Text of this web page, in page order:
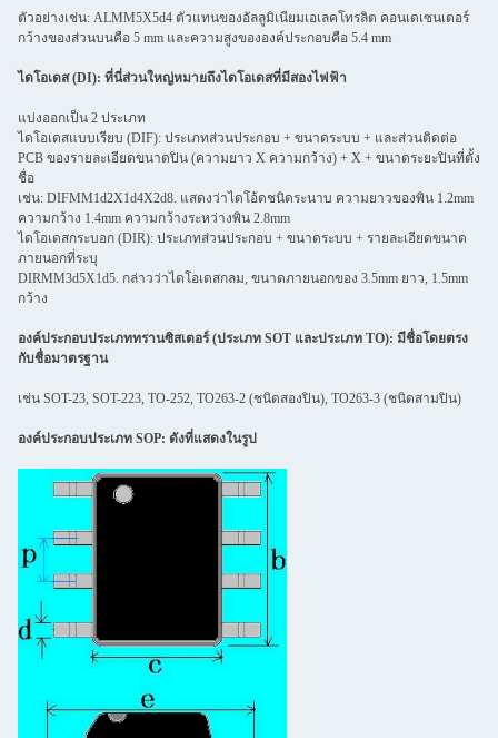
ตัวอย่างเช่น: ALMM5X5d4 ตัวแทนของอัลลูมิเนียมเอเลคโทรลิต คอนเดเซนเตอร์
กว้างของส่วนบนคือ 5 mm และความสูงขององค์ประกอบคือ 5.4 mm
ไดโอเดส (DI): ที่นี่ส่วนใหญ่หมายถึงไดโอเดสที่มีสองไฟฟ้า
แบ่งออกเป็น 2 ประเภท
ไดโอเดสแบบเรียบ (DIF): ประเภทส่วนประกอบ + ขนาดระบบ + และส่วนติดต่อ
PCB ของรายละเอียดขนาดปิน (ความยาว X ความกว้าง) + X + ขนาดระยะปินที่ตั้ง
ชื่อ
เช่น: DIFMM1d2X1d4X2d8. แสดงว่าไดโอ้ดชนิดระนาบ ความยาวของพิน 1.2mm
ความกว้าง 1.4mm ความกว้างระหว่างพิน 2.8mm
ไดโอเดสกระบอก (DIR): ประเภทส่วนประกอบ + ขนาดระบบ + รายละเอียดขนาด
ภายนอกที่ระบุ
DIRMM3d5X1d5. กล่าวว่าไดโอเดสกลม, ขนาดภายนอกของ 3.5mm ยาว, 1.5mm
กว้าง
องค์ประกอบประเภททรานซิสเตอร์ (ประเภท SOT และประเภท TO): มีชื่อโดยตรง
กับชื่อมาตรฐาน
เช่น SOT-23, SOT-223, TO-252, TO263-2 (ชนิดสองปิน), TO263-3 (ชนิดสามปิน)
องค์ประกอบประเภท SOP: ดังที่แสดงในรูป